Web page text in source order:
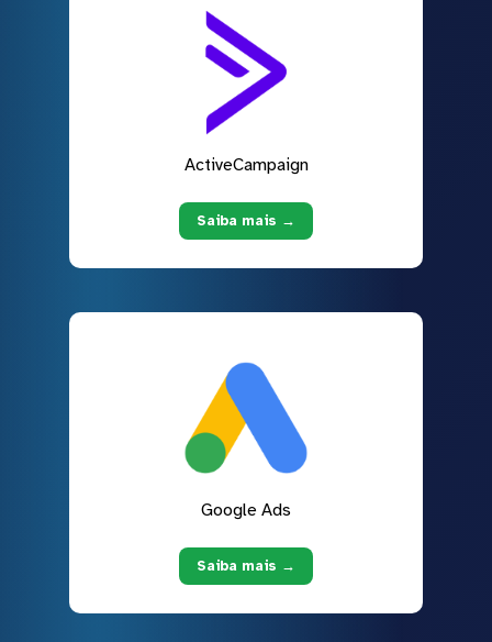
ActiveCampaign
Saiba mais →
Google Ads
Saiba mais →